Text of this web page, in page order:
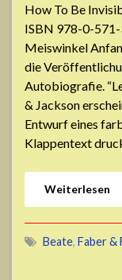
How To Be
ISBN 978-0-571-
Meiswinkel
die
Autobiografie.
& Jackson
Entwurf eines
Klappentext
Weiterlesen
Beate, Faber &